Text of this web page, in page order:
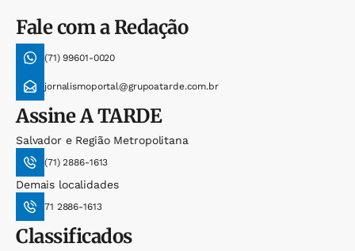
Fale com a Redação
(71) 99601-0020
jornalismoportal@grupoatarde.com.br
AssineA TARDE
Salvador e Região Metropolitana
(71) 2886-1613
Demais localidades
71 2886-1613
Classificados